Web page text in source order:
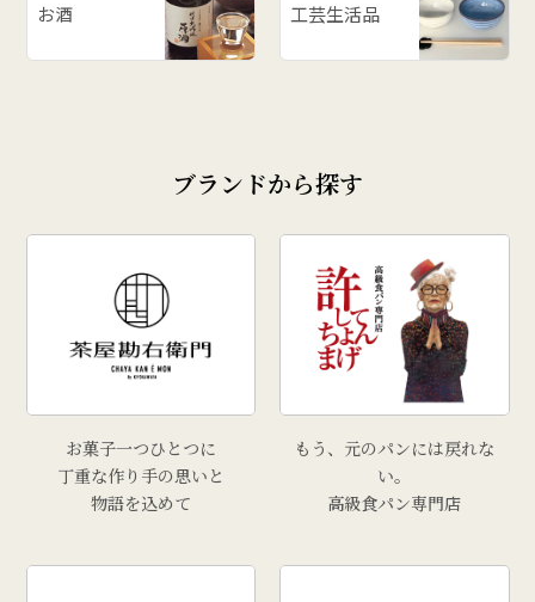
お酒 工芸生活品
ブランドから探す
お菓子一つひとつに
丁重な作り手の思いと
物語を込めて
もう、元のパンには戻れな
い。
高級食パン専門店